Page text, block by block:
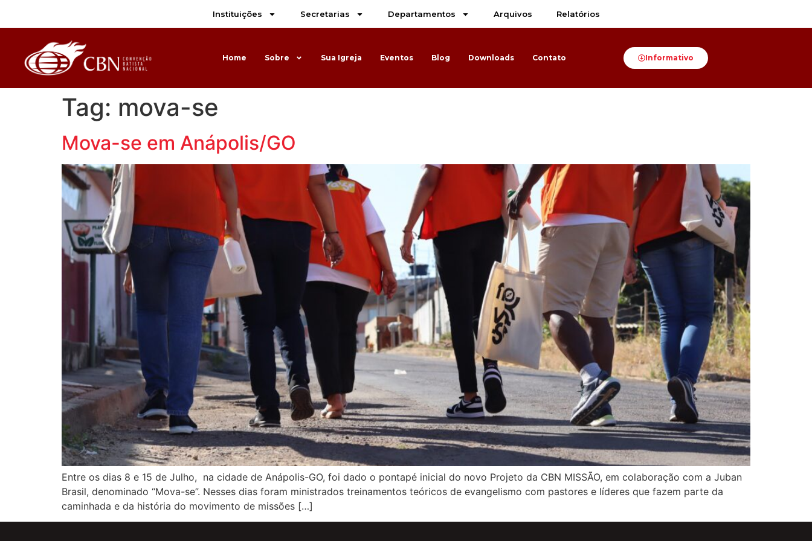
Instituições Secretarias Departamentos Arquivos Relatórios
Home Sobre Sua Igreja Eventos Blog Downloads Contato Informativo
Tag: mova-se
Mova-se em Anápolis/GO
Entre os dias 8 e 15 de Julho, na cidade de Anápolis-GO, foi dado o pontapé inicial do novo Projeto da CBN MISSÃO, em colaboração com a Juban
Brasil, denominado “Mova-se”. Nesses dias foram ministrados treinamentos teóricos de evangelismo com pastores e líderes que fazem parte da
caminhada e da história do movimento de missões […]